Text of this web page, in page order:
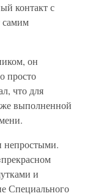
контакт с
самим
он
просто
что для
выполненной
и
Специального